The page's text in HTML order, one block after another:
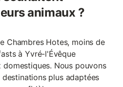
animaux ?
Chambres Hotes, moins de
à Yvré-l'Évêque
Nous pouvons
plus adaptées